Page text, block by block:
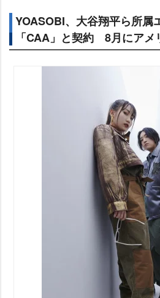
YOASOBI、大谷翔平ら所属
「CAA」と契約 8月にアメ